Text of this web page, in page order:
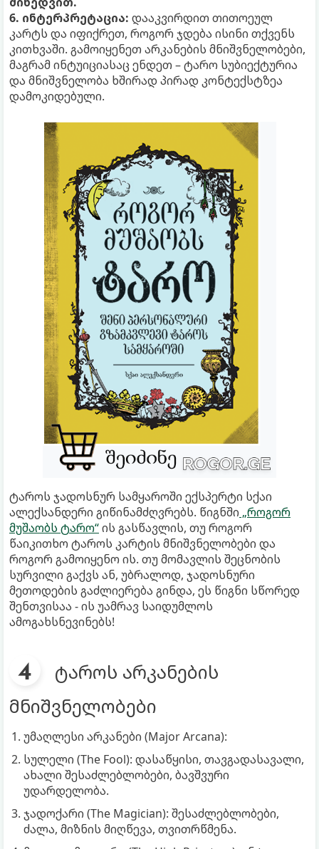
6. ინტერპრეტაცია: დააკვირდით თითოეულ
კარტს და იფიქრეთ, როგორ ჯდება ისინი თქვენს
კითხვაში. გამოიყენეთ არკანების მნიშვნელობები,
მაგრამ ინტუიციასაც ენდეთ – ტარო სუბიექტურია
და მნიშვნელობა ხშირად პირად კონტექსტზეა
დამოკიდებული.
ტაროს ჯადოსნურ სამყაროში ექსპერტი სქაი
ალექსანდერი გიწინამძღვრებს. წიგნში „როგორ
მუშაობს ტარო“ის გასწავლის, თუ როგორ
წაიკითხო ტაროს კარტის მნიშვნელობები და
როგორ გამოიყენო ის. თუ მომავლის შეცნობის
სურვილი გაქვს ან, უბრალოდ, ჯადოსნური
მეთოდების გაძლიერება გინდა, ეს წიგნი სწორედ
შენთვისაა - ის უამრავ საიდუმლოს
ამოგახსნევინებს!
ტაროს არკანების
მნიშვნელობები
უმაღლესი არკანები (Major Arcana):
სულელი (The Fool): დასაწყისი, თავგადასავალი,
ახალი შესაძლებლობები, ბავშვური
უდარდელობა.
ჯადოქარი (The Magician): შესაძლებლობები,
ძალა, მიზნის მიღწევა, თვითრწმენა.